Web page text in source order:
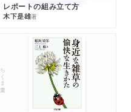
レポートの組み立て方
木下是雄著
ちくま文庫